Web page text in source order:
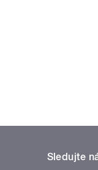
Sledujte